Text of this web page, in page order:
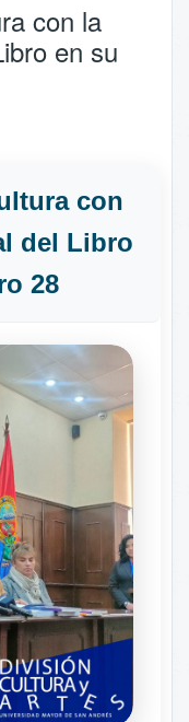
con la
en su
con
del Libro
28